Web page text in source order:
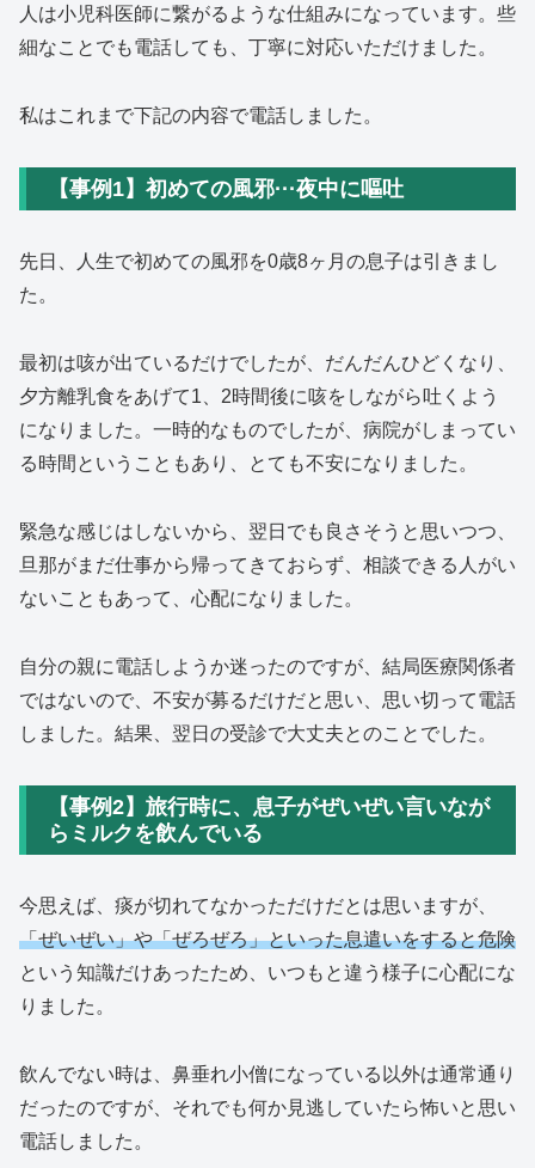
人は小児科医師に繋がるような仕組みになっています。些
細なことでも電話しても、丁寧に対応いただけました。
私はこれまで下記の内容で電話しました。
【事例1】初めての風邪···夜中に嘔吐
先日、人生で初めての風邪を0歳8ヶ月の息子は引きまし
た。
最初は咳が出ているだけでしたが、だんだんひどくなり、
夕方離乳食をあげて1、2時間後に咳をしながら吐くよう
になりました。一時的なものでしたが、病院がしまってい
る時間ということもあり、とても不安になりました。
緊急な感じはしないから、翌日でも良さそうと思いつつ、
旦那がまだ仕事から帰ってきておらず、相談できる人がい
ないこともあって、心配になりました。
自分の親に電話しようか迷ったのですが、結局医療関係者
ではないので、不安が募るだけだと思い、思い切って電話
しました。結果、翌日の受診で大丈夫とのことでした。
【事例2】旅行時に、息子がぜいぜい言いなが
らミルクを飲んでいる
今思えば、痰が切れてなかっただけだとは思いますが、
「ぜいぜい」や「ぜろぜろ」といった息遣いをすると危険
という知識だけあったため、いつもと違う様子に心配にな
りました。
飲んでない時は、鼻垂れ小僧になっている以外は通常通り
だったのですが、それでも何か見逃していたら怖いと思い
電話しました。